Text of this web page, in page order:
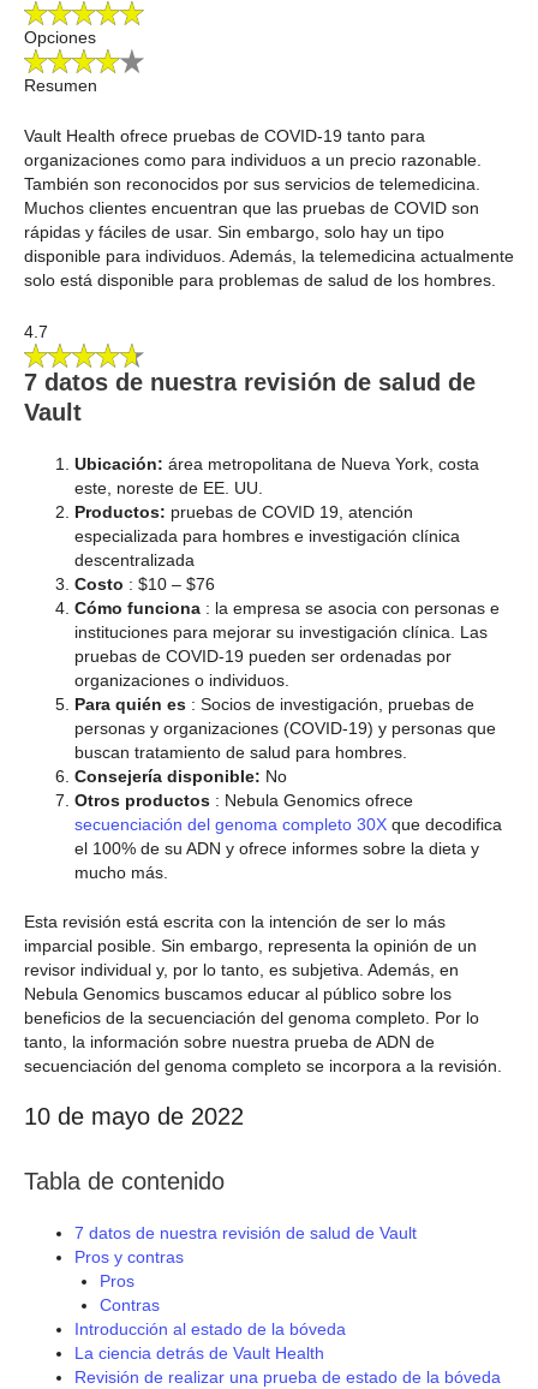
Opciones
Resumen
Vault Health ofrece pruebas de COVID-19 tanto para
organizaciones como para individuos a un precio razonable.
También son reconocidos por sus servicios de telemedicina.
Muchos clientes encuentran que las pruebas de COVID son
rápidas y fáciles de usar. Sin embargo, solo hay un tipo
disponible para individuos. Además, la telemedicina actualmente
solo está disponible para problemas de salud de los hombres.
4.7
7 datos de nuestra revisión de salud de
Vault
Ubicación: área metropolitana de Nueva York, costa
este, noreste de EE. UU.
Productos: pruebas de COVID 19, atención
especializada para hombres e investigación clínica
descentralizada
Costo : $10 – $76
Cómo funciona : la empresa se asocia con personas e
instituciones para mejorar su investigación clínica. Las
pruebas de COVID-19 pueden ser ordenadas por
organizaciones o individuos.
Para quién es : Socios de investigación, pruebas de
personas y organizaciones (COVID-19) y personas que
buscan tratamiento de salud para hombres.
Consejería disponible: No
Otros productos : Nebula Genomics ofrece
secuenciación del genoma completo 30X que decodifica
el 100% de su ADN y ofrece informes sobre la dieta y
mucho más.
Esta revisión está escrita con la intención de ser lo más
imparcial posible. Sin embargo, representa la opinión de un
revisor individual y, por lo tanto, es subjetiva. Además, en
Nebula Genomics buscamos educar al público sobre los
beneficios de la secuenciación del genoma completo. Por lo
tanto, la información sobre nuestra prueba de ADN de
secuenciación del genoma completo se incorpora a la revisión.
10 de mayo de 2022
Tabla de contenido
7 datos de nuestra revisión de salud de Vault
Pros y contras
Pros
Contras
Introducción al estado de la bóveda
La ciencia detrás de Vault Health
Revisión de realizar una prueba de estado de la bóveda